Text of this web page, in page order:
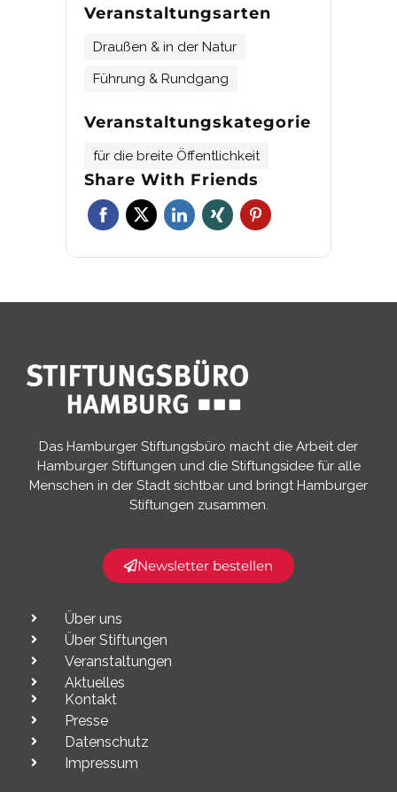
Veranstaltungsarten
Draußen & in der Natur
Führung & Rundgang
Veranstaltungskategorie
für die breite Öffentlichkeit
Share With Friends
Das Hamburger Stiftungsbüro macht die Arbeit der
Hamburger Stiftungen und die Stiftungsidee für alle
Menschen in der Stadt sichtbar und bringt Hamburger
Stiftungen zusammen.​
Newsletter bestellen
Über uns
Über Stiftungen
Veranstaltungen
Aktuelles
Kontakt
Presse
Datenschutz
Impressum